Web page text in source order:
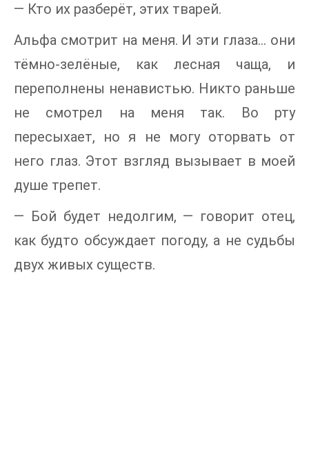
— Кто их разберёт, этих тварей.
Альфа смотрит на меня. И эти глаза… они
тёмно-зелёные, как лесная чаща, и
переполнены ненавистью. Никто раньше
не смотрел на меня так. Во рту
пересыхает, но я не могу оторвать от
него глаз. Этот взгляд вызывает в моей
душе трепет.
— Бой будет недолгим, — говорит отец,
как будто обсуждает погоду, а не судьбы
двух живых существ.